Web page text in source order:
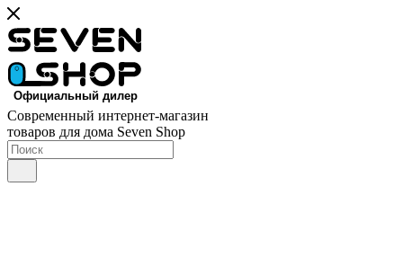
Современный интернет-магазин
товаров для дома Seven Shop